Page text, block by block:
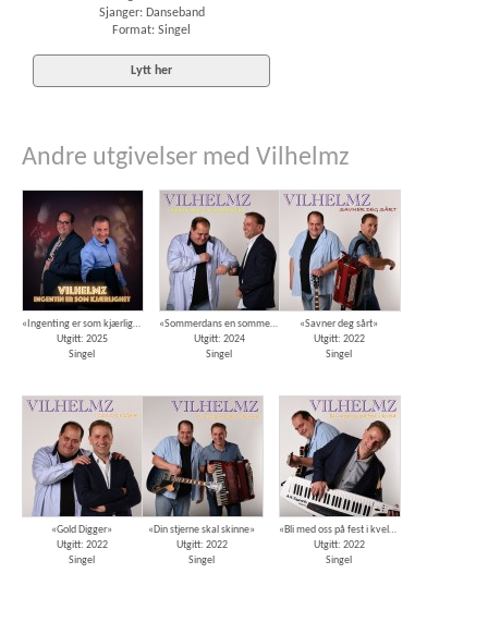
Sjanger: Danseband
Format: Singel
Lytt her
Andre utgivelser med Vilhelmz
«Ingenting er som kjærlighet»
Utgitt: 2025
Singel
«Sommerdans en sommerkveld»
Utgitt: 2024
Singel
«Savner deg sårt»
Utgitt: 2022
Singel
«Gold Digger»
Utgitt: 2022
Singel
«Din stjerne skal skinne»
Utgitt: 2022
Singel
«Bli med oss på fest i kveld»
Utgitt: 2022
Singel